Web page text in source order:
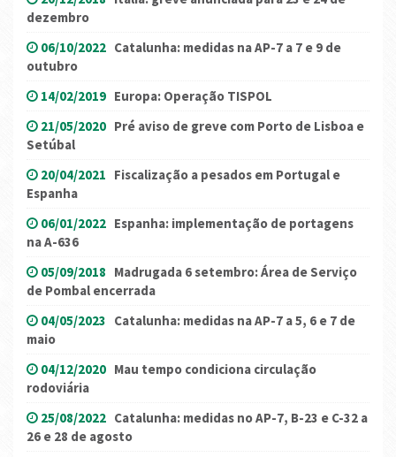
dezembro
06/10/2022 Catalunha: medidas na AP-7 a 7 e 9 de
outubro
14/02/2019 Europa: Operação TISPOL
21/05/2020 Pré aviso de greve com Porto de Lisboa e
Setúbal
20/04/2021 Fiscalização a pesados em Portugal e
Espanha
06/01/2022 Espanha: implementação de portagens
na A-636
05/09/2018 Madrugada 6 setembro: Área de Serviço
de Pombal encerrada
04/05/2023 Catalunha: medidas na AP-7 a 5, 6 e 7 de
maio
04/12/2020 Mau tempo condiciona circulação
rodoviária
25/08/2022 Catalunha: medidas no AP-7, B-23 e C-32 a
26 e 28 de agosto